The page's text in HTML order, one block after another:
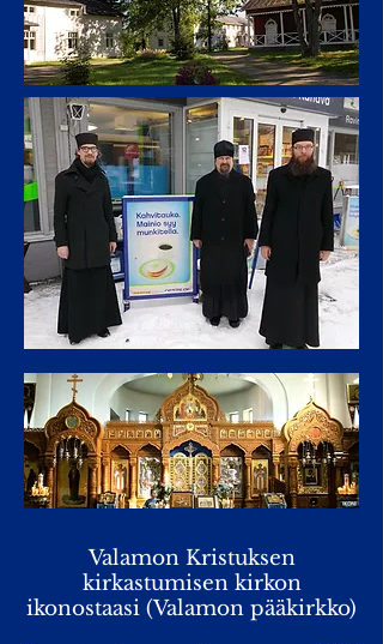
Valamon Kristuksen
kirkastumisen kirkon
ikonostaasi (Valamon pääkirkko)